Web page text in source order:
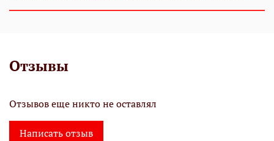
Отзывы
Отзывов еще никто не оставлял
Написать отзыв